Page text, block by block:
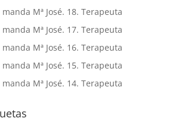
Mª José. 18. Terapeuta
Mª José. 17. Terapeuta
Mª José. 16. Terapeuta
Mª José. 15. Terapeuta
Mª José. 14. Terapeuta